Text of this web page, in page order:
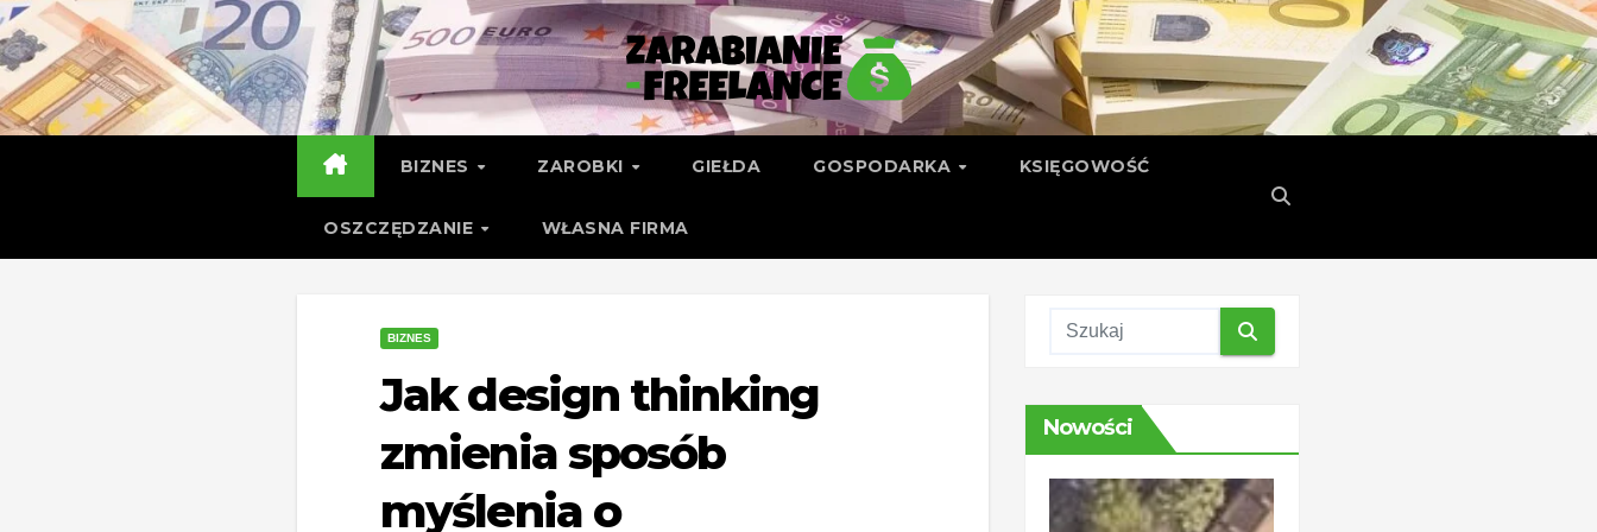
Skip
to
content
BIZNES ZAROBKI GIEŁDA GOSPODARKA KSIĘGOWOŚĆ
OSZCZĘDZANIE WŁASNA FIRMA
BIZNES
Jak design thinking
zmienia sposób
myślenia o
Nowości